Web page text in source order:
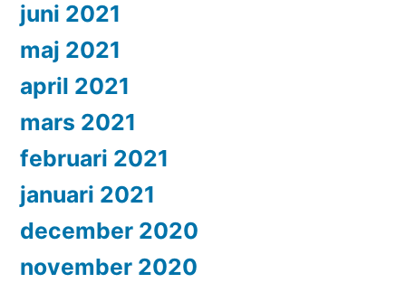
juni 2021
maj 2021
april 2021
mars 2021
februari 2021
januari 2021
december 2020
november 2020